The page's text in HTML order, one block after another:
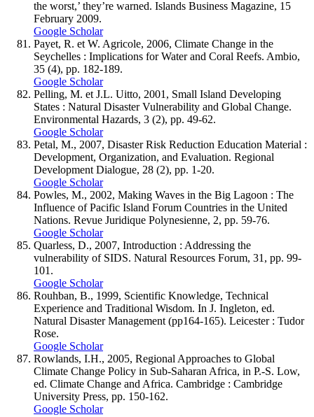
the worst,’ they’re warned. Islands Business Magazine, 15
February 2009.
Google Scholar
Payet, R. et W. Agricole, 2006, Climate Change in the
Seychelles : Implications for Water and Coral Reefs. Ambio,
35 (4), pp. 182-189.
Google Scholar
Pelling, M. et J.L. Uitto, 2001, Small Island Developing
States : Natural Disaster Vulnerability and Global Change.
Environmental Hazards, 3 (2), pp. 49-62.
Google Scholar
Petal, M., 2007, Disaster Risk Reduction Education Material :
Development, Organization, and Evaluation. Regional
Development Dialogue, 28 (2), pp. 1-20.
Google Scholar
Powles, M., 2002, Making Waves in the Big Lagoon : The
Influence of Pacific Island Forum Countries in the United
Nations. Revue Juridique Polynesienne, 2, pp. 59-76.
Google Scholar
Quarless, D., 2007, Introduction : Addressing the
vulnerability of SIDS. Natural Resources Forum, 31, pp. 99-
101.
Google Scholar
Rouhban, B., 1999, Scientific Knowledge, Technical
Experience and Traditional Wisdom. In J. Ingleton, ed.
Natural Disaster Management (pp164-165). Leicester : Tudor
Rose.
Google Scholar
Rowlands, I.H., 2005, Regional Approaches to Global
Climate Change Policy in Sub-Saharan Africa, in P.-S. Low,
ed. Climate Change and Africa. Cambridge : Cambridge
University Press, pp. 150-162.
Google Scholar